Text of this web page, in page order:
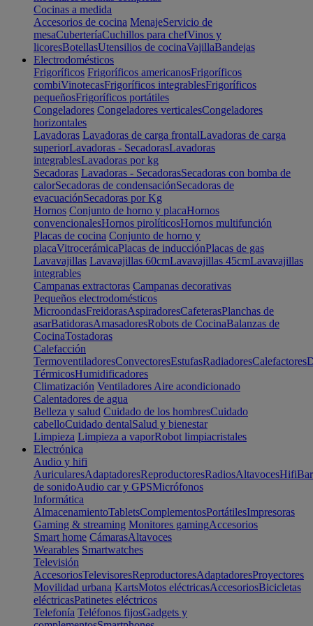
Cocinas a medida
Accesorios de cocina MenajeServicio de
mesaCuberteríaCuchillos para chefVinos y
licoresBotellasUtensilios de cocinaVajillaBandejas
Electrodomésticos
Frigoríficos Frigoríficos americanosFrigoríficos
combiVinotecasFrigoríficos integrablesFrigoríficos
pequeñosFrigoríficos portátiles
Congeladores Congeladores verticalesCongeladores
horizontales
Lavadoras Lavadoras de carga frontalLavadoras de carga
superiorLavadoras - SecadorasLavadoras
integrablesLavadoras por kg
Secadoras Lavadoras - SecadorasSecadoras con bomba de
calorSecadoras de condensaciónSecadoras de
evacuaciónSecadoras por Kg
Hornos Conjunto de horno y placaHornos
convencionalesHornos pirolíticosHornos multifunción
Placas de cocina Conjunto de horno y
placaVitrocerámicaPlacas de inducciónPlacas de gas
Lavavajillas Lavavajillas 60cmLavavajillas 45cmLavavajillas
integrables
Campanas extractoras Campanas decorativas
Pequeños electrodomésticos
MicroondasFreidorasAspiradoresCafeterasPlanchas de
asarBatidorasAmasadoresRobots de CocinaBalanzas de
CocinaTostadoras
Calefacción
TermoventiladoresConvectoresEstufasRadiadoresCalefactores
TérmicosHumidificadores
Climatización Ventiladores Aire acondicionado
Calentadores de agua
Belleza y salud Cuidado de los hombresCuidado
cabelloCuidado dentalSalud y bienestar
Limpieza Limpieza a vaporRobot limpiacristales
Electrónica
Audio y hifi
AuricularesAdaptadoresReproductoresRadiosAltavocesHifi
de sonidoAudio car y GPSMicrófonos
Informática
AlmacenamientoTabletsComplementosPortátilesImpresoras
Gaming & streaming Monitores gamingAccesorios
Smart home CámarasAltavoces
Wearables Smartwatches
Televisión
AccesoriosTelevisoresReproductoresAdaptadoresProyectores
Movilidad urbana KartsMotos eléctricasAccesoriosBicicletas
eléctricasPatinetes eléctricos
Telefonía Teléfonos fijosGadgets y